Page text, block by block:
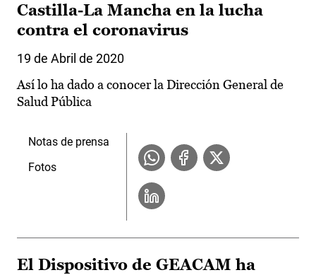
Castilla-La Mancha en la lucha
contra el coronavirus
19 de Abril de 2020
Así lo ha dado a conocer la Dirección General de
Salud Pública
Notas de prensa
Fotos
El Dispositivo de GEACAM ha